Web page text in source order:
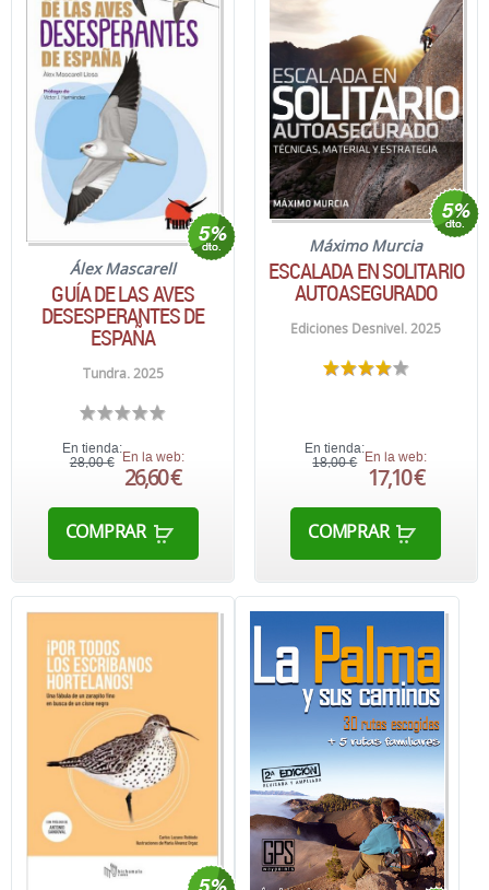
Álex Mascarell
GUÍA DE LAS AVES
DESESPERANTES DE
ESPAÑA
Tundra. 2025
En tienda:
28,00 € En la web:
26,60 €
COMPRAR
Máximo Murcia
ESCALADA EN SOLITARIO
AUTOASEGURADO
Ediciones Desnivel. 2025
En tienda:
18,00 € En la web:
17,10 €
COMPRAR